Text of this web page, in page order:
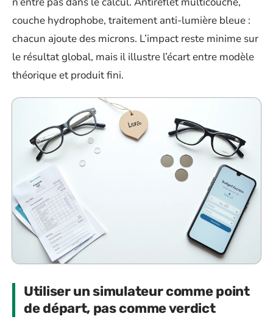
couche hydrophobe, traitement anti-lumière bleue :
chacun ajoute des microns. L’impact reste minime sur
le résultat global, mais il illustre l’écart entre modèle
théorique et produit fini.
Utiliser un simulateur comme point
de départ, pas comme verdict